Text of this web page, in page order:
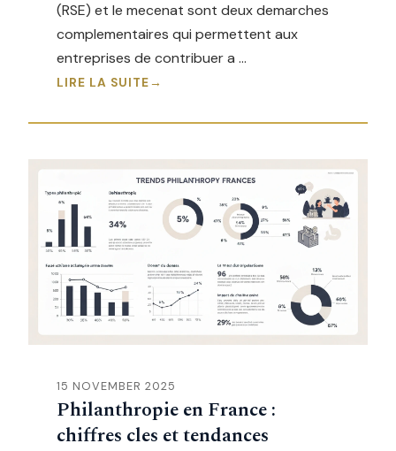
(RSE) et le mecenat sont deux demarches
complementaires qui permettent aux
entreprises de contribuer a …
LIRE LA SUITE
15 NOVEMBER 2025
Philanthropie en France :
chiffres cles et tendances